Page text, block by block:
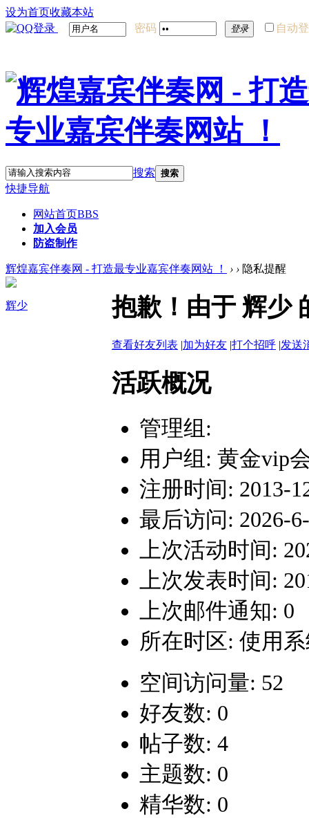
设为首页收藏本站
密码
登录 自动
搜索 搜索
快捷导航
网站首页BBS
加入会员
防盗制作
辉煌嘉宾伴奏网 - 打造最专业嘉宾伴奏网站 ！ › › 隐私提醒
辉少 抱歉！由于 辉少
查看好友列表 |加为好友 |打个招呼 |发送
活跃概况
管理组:
用户组: 黄金vip
注册时间: 2013-
最后访问: 2026-
上次活动时间:
上次发表时间:
上次邮件通知: 0
所在时区: 使用
空间访问量: 52
好友数: 0
帖子数: 4
主题数: 0
精华数: 0